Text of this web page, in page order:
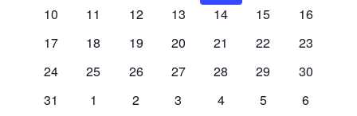
0
10
0
11
0
12
0
13
0
14
0
15
0
16
0
17
0
18
0
19
0
20
0
21
0
22
0
23
0
24
0
25
0
26
0
27
0
28
0
29
0
30
0
31
0
1
0
2
0
3
0
4
0
5
0
6